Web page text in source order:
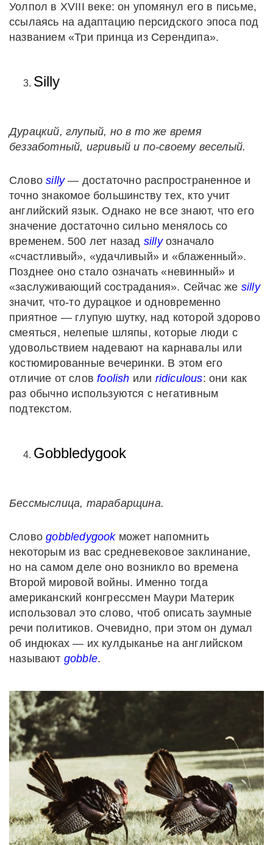
Уолпол в XVIII веке: он упомянул его в письме,
ссылаясь на адаптацию персидского эпоса под
названием «Три принца из Серендипа».
Silly
Дурацкий, глупый, но в то же время
беззаботный, игривый и по-своему веселый.
Словоsilly— достаточно распространенное и
точно знакомое большинству тех, кто учит
английский язык. Однако не все знают, что его
значение достаточно сильно менялось со
временем. 500 лет назад sillyозначало
«счастливый», «удачливый» и «блаженный».
Позднее оно стало означать «невинный» и
«заслуживающий сострадания». Сейчас же silly
значит, что-то дурацкое и одновременно
приятное — глупую шутку, над которой здорово
смеяться, нелепые шляпы, которые люди с
удовольствием надевают на карнавалы или
костюмированные вечеринки. В этом его
отличие от словfoolish или ridiculous: они как
раз обычно используются с негативным
подтекстом.
Gobbledygook
Бессмыслица, тарабарщина.
Словоgobbledygookможет напомнить
некоторым из вас средневековое заклинание,
но на самом деле оно возникло во времена
Второй мировой войны. Именно тогда
американский конгрессмен Маури Материк
использовал это слово, чтоб описать заумные
речи политиков. Очевидно, при этом он думал
об индюках — их кулдыканье на английском
называют gobble.